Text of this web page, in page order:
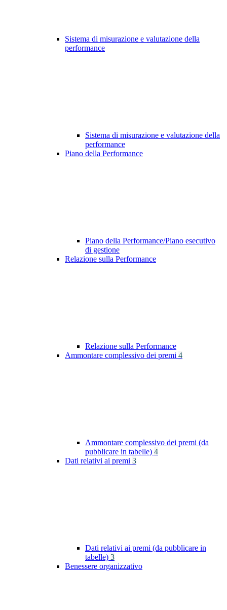
Sistema di misurazione e valutazione della
performance
Sistema di misurazione e valutazione della
performance
Piano della Performance
Piano della Performance/Piano esecutivo
di gestione
Relazione sulla Performance
Relazione sulla Performance
Ammontare complessivo dei premi 4
Ammontare complessivo dei premi (da
pubblicare in tabelle) 4
Dati relativi ai premi 3
Dati relativi ai premi (da pubblicare in
tabelle) 3
Benessere organizzativo